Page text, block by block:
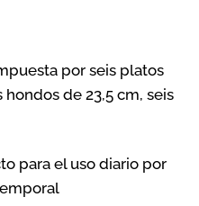
por seis platos
de 23,5 cm, seis
para el uso diario por